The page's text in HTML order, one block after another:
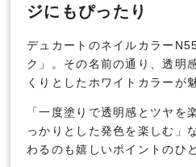
ジにもぴったり
デュカートのネイルカラー
ク」。その名前の通り、透明
くりとしたホワイトカラーが
「一度塗りで透明感とツヤを
っかりとした発色を楽しむ」
わるのも嬉しいポイントのひ